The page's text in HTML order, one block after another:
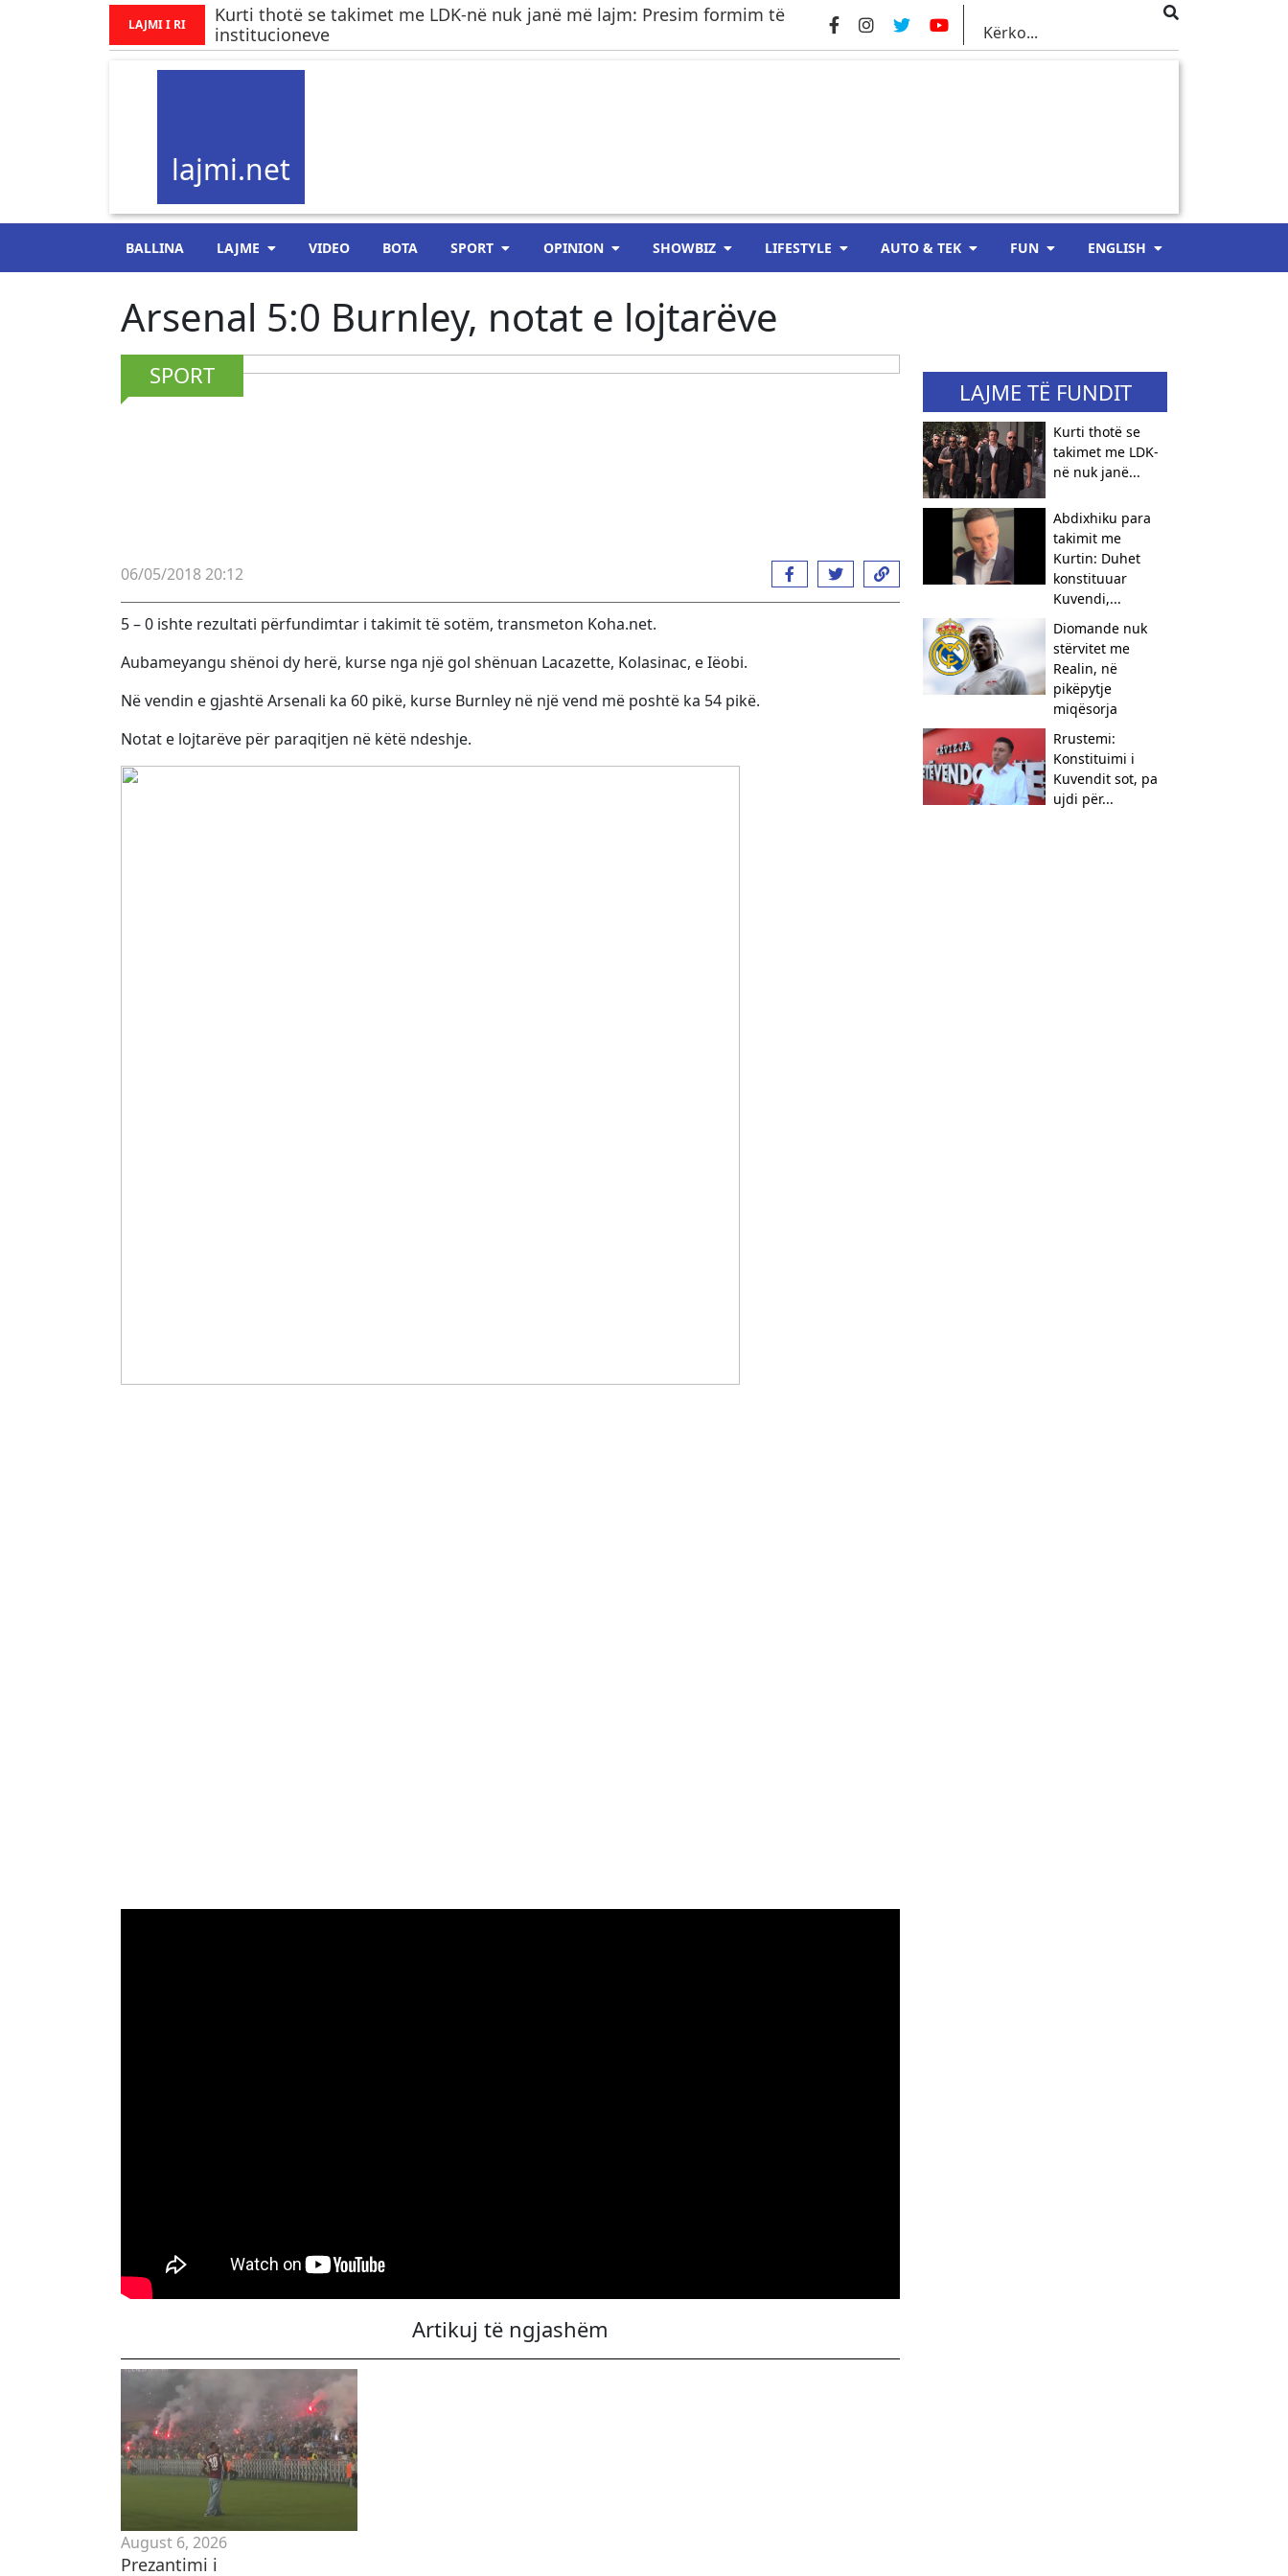
LAJMI I RI
Kurti thotë se takimet me LDK-në nuk janë më lajm: Presim formim të
institucioneve
lajmi.net
BALLINA LAJME VIDEO BOTA SPORT OPINION SHOWBIZ LIFESTYLE AUTO & TEK FUN ENGLISH
Arsenal 5:0 Burnley, notat e lojtarëve
SPORT
06/05/2018 20:12
5 – 0 ishte rezultati përfundimtar i takimit të sotëm, transmeton Koha.net.
Aubameyangu shënoi dy herë, kurse nga një gol shënuan Lacazette, Kolasinac, e Iëobi.
Në vendin e gjashtë Arsenali ka 60 pikë, kurse Burnley në një vend më poshtë ka 54 pikë.
Notat e lojtarëve për paraqitjen në këtë ndeshje.
Artikuj të ngjashëm
August 6, 2026
Prezantimi i
LAJME TË FUNDIT
Kurti thotë se
takimet me LDK-
në nuk janë...
Abdixhiku para
takimit me
Kurtin: Duhet
konstituuar
Kuvendi,...
​Diomande nuk
stërvitet me
Realin, në
pikëpytje
miqësorja
Rrustemi:
Konstituimi i
Kuvendit sot, pa
ujdi për...